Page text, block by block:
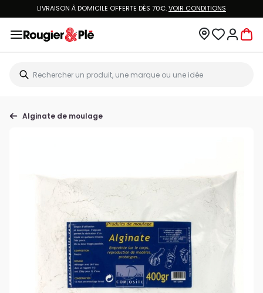
LIVRAISON À DOMICILE OFFERTE DÈS 70€.VOIR CONDITIONS
Alginate de moulage